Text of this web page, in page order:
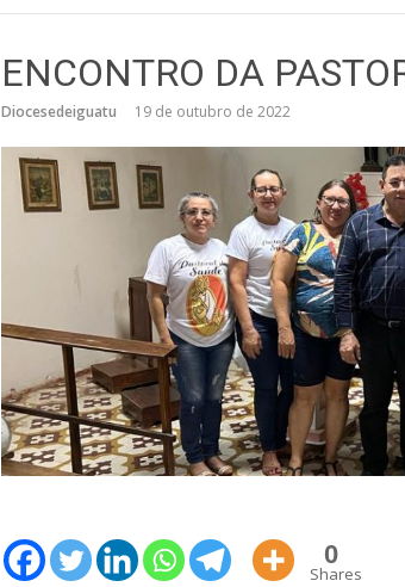
ENCONTRO DA
Diocesedeiguatu 19 de outubro de 2022
0
Shares